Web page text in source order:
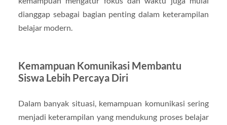
dianggap sebagai bagian penting dalam keterampilan
belajar modern.
Kemampuan Komunikasi Membantu
Siswa Lebih Percaya Diri
Dalam banyak situasi, kemampuan komunikasi sering
menjadi keterampilan yang mendukung proses belajar